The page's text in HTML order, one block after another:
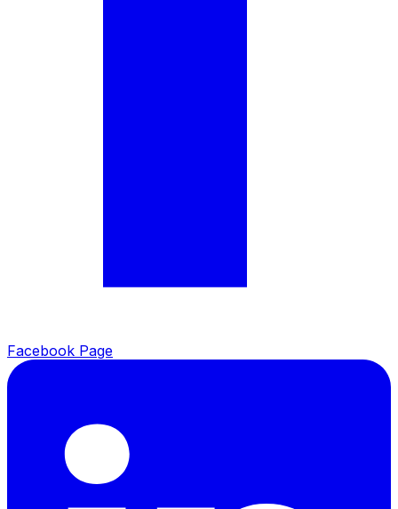
Facebook Page